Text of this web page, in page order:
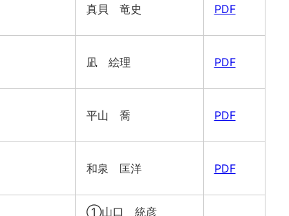
真貝 竜史 PDF
凪 絵理 PDF
平山 喬 PDF
和泉 匡洋 PDF
①山口 統彦